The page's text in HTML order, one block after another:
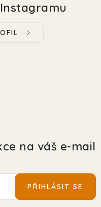
na váš e-mail
PŘIHLÁSIT SE